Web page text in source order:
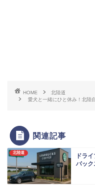
HOME
北陸道
愛犬と一緒にひと休み！北陸
関連記事
北陸道
ドラ
バック